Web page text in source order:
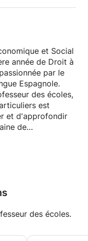
et Social
année de Droit à
par le
Espagnole.
des écoles,
est
et d'approfondir
de
en
de Limoges.
et je m'intéresse
donner des
dans
des écoles.